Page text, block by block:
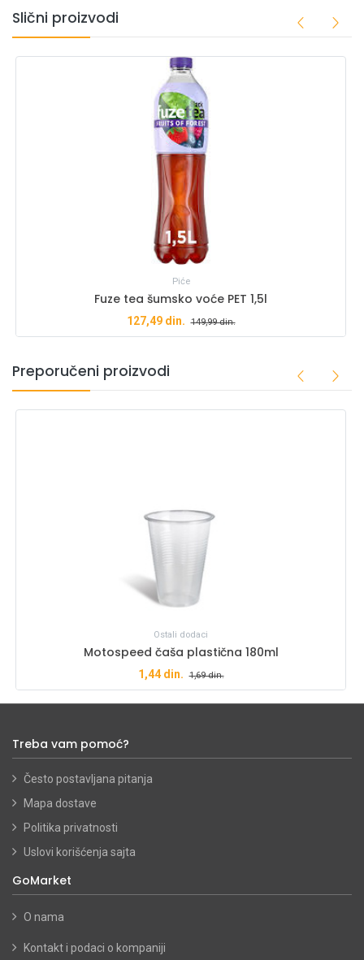
Slični proizvodi
Piće
Fuze tea šumsko voće PET 1,5l
127,49din. 149,99din.
Preporučeni proizvodi
Ostali dodaci
Motospeed čaša plastična 180ml
1,44din. 1,69din.
Treba vam pomoć?
Često postavljana pitanja
Mapa dostave
Politika privatnosti
Uslovi korišćenja sajta
GoMarket
O nama
Kontakt i podaci o kompaniji